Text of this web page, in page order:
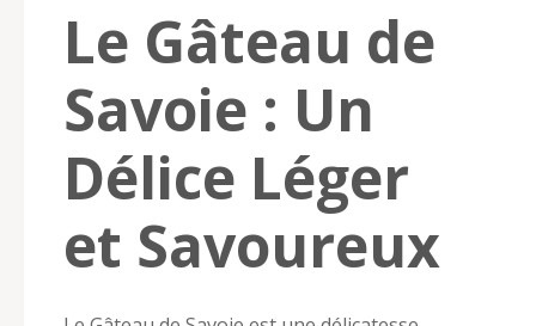
Le Gâteau de
Savoie : Un
Délice Léger
et Savoureux